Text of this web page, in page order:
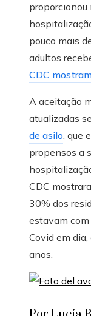
proporcionou
pouco mais
adultos
CDC
A aceitação
atualizadas
de asilo, que
propensos a
CDC
30% dos
estavam
Covid em
anos.